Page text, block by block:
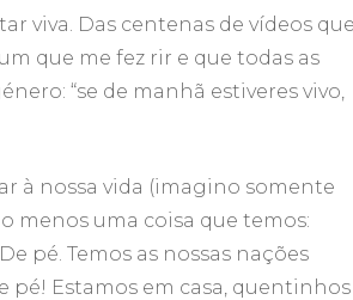
viva. Das centenas de vídeos
que me fez rir e que todas as
“se de manhã estiveres vivo,
à nossa vida (imagino somente
menos uma coisa que temos:
pé. Temos as nossas nações
pé! Estamos em casa, quentinhos